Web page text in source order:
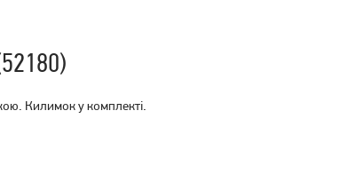
A4Tech Bloody
Stone Black
Килимок у комплекті.